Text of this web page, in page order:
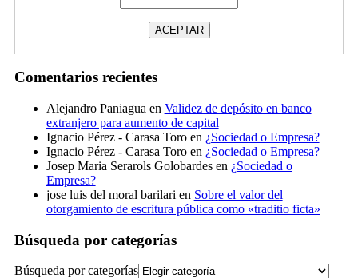
Comentarios recientes
Alejandro Paniagua en Validez de depósito en banco
extranjero para aumento de capital
Ignacio Pérez - Carasa Toroen ¿Sociedad o Empresa?
Ignacio Pérez - Carasa Toroen ¿Sociedad o Empresa?
Josep Maria Serarols Golobardesen ¿Sociedad o
Empresa?
jose luis del moral barilari en Sobre el valor del
otorgamiento de escritura pública como «traditio ficta»
Búsqueda por categorías
Búsqueda por categorías